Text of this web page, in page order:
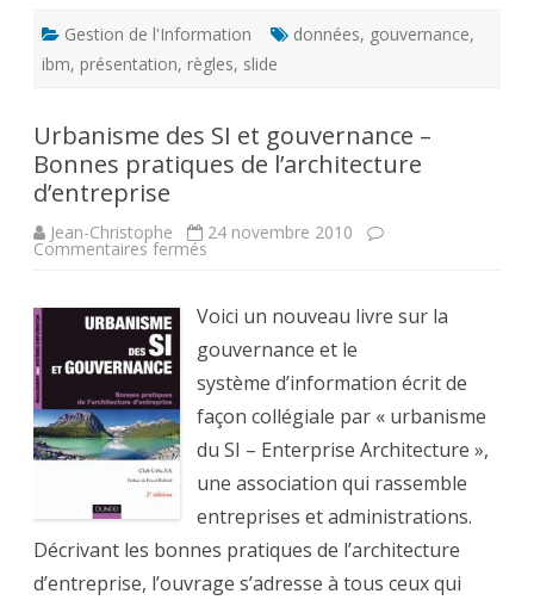
Gestion de l'Information données, gouvernance,
ibm, présentation, règles, slide
Urbanisme des SI et gouvernance –
Bonnes pratiques de l’architecture
d’entreprise
Jean-Christophe 24 novembre 2010
Commentaires fermés
et
gouvernance
–
Bonnes
pratiques
de
l’architecture
d’entreprise
Voici un nouveau livre sur la
gouvernance et le
système d’information écrit de
façon collégiale par « urbanisme
du SI – Enterprise Architecture »,
une association qui rassemble
entreprises et administrations.
Décrivant les bonnes pratiques de l’architecture
d’entreprise, l’ouvrage s’adresse à tous ceux qui